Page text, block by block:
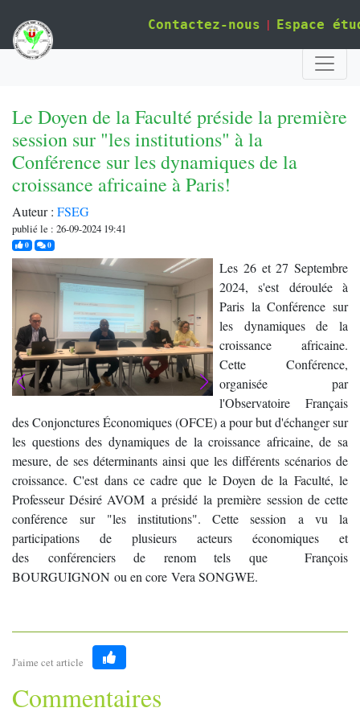
Contactez-nous | Espace
Le Doyen de la Faculté préside la première
session sur "les institutions" à la
Conférence sur les dynamiques de la
croissance africaine à Paris!
Auteur : FSEG
publié le : 26-09-2024 19:41
0j'aime0commentaires
Les 26 et 27 Septembre
2024, s'est déroulée à
Paris la Conférence sur
les dynamiques de la
croissance africaine.
Cette Conférence,
organisée par
l'Observatoire Français
des Conjonctures Économiques (OFCE) a pour but d'échanger sur
les questions des dynamiques de la croissance africaine, de sa
mesure, de ses déterminants ainsi que les différents scénarios de
croissance. C'est dans ce cadre que le Doyen de la Faculté, le
Professeur Désiré AVOM a présidé la première session de cette
conférence sur "les institutions". Cette session a vu la
participations de plusieurs acteurs économiques et
des conférenciers de renom tels que François
BOURGUIGNON ou en core Vera SONGWE.
J'aime cet article
Like
Commentaires